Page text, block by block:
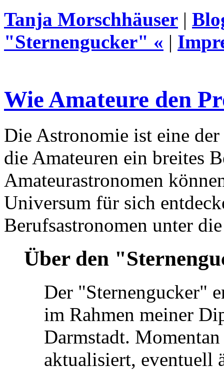
Tanja Morschhäuser |
"Sternengucker" « |
Wie Amateure den
Die Astronomie ist eine
die Amateuren ein breites
Amateurastronomen
Universum für sich
Berufsastronomen unter
Über den
Der "Sternengucker"
im Rahmen meiner
Darmstadt.
aktualisiert, eventuell